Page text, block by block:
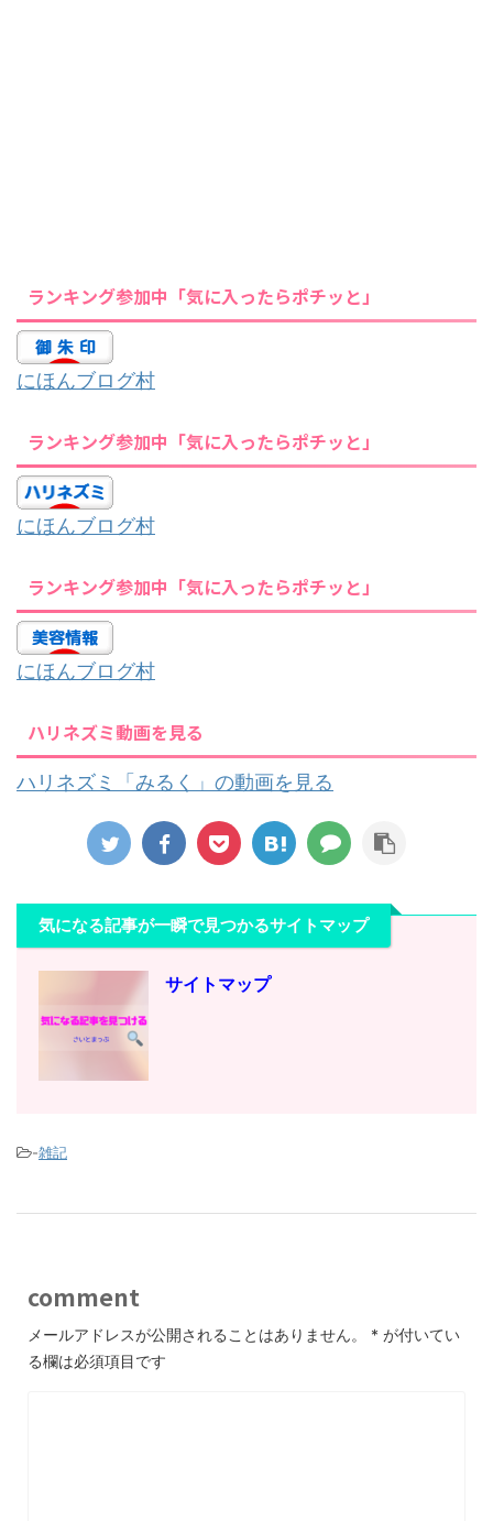
ランキング参加中「気に入ったらポチッと」
にほんブログ村
ランキング参加中「気に入ったらポチッと」
にほんブログ村
ランキング参加中「気に入ったらポチッと」
にほんブログ村
ハリネズミ動画を見る
ハリネズミ「みるく」の動画を見る
気になる記事が一瞬で見つかるサイトマップ
サイトマップ
-雑記
comment
メールアドレスが公開されることはありません。 * が付いてい
る欄は必須項目です